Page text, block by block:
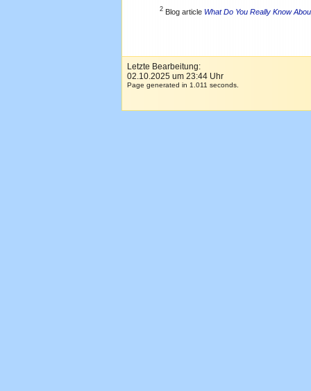
2Blog article What Do You Really Know
Letzte Bearbeitung:
02.10.2025 um 23:44 Uhr
Page generated in 1.011 seconds.